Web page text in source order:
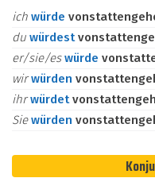
ich würde
du würdest
er/sie/eswürde
wirwürden
ihrwürdet
Siewürden